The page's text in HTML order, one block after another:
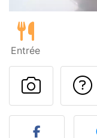
Entrée